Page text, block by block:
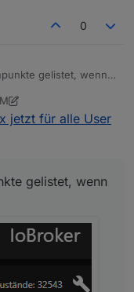
0
gelistet, wenn
2024, 5:12 PM
jetzt für alle User
gelistet, wenn